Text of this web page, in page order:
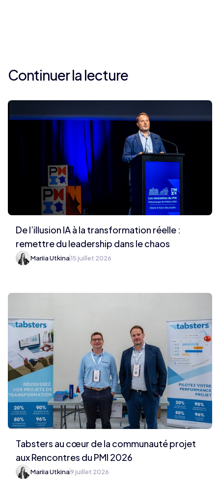
Continuer la lecture
De l’illusion IA à la transformation réelle :
remettre du leadership dans le chaos
Mariia Utkina15 juillet 2026
Tabsters au cœur de la communauté projet
aux Rencontres du PMI 2026
Mariia Utkina9 juillet 2026